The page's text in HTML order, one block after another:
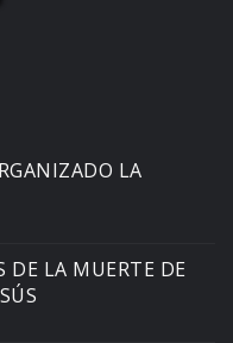
LA
DE LA MUERTE DE